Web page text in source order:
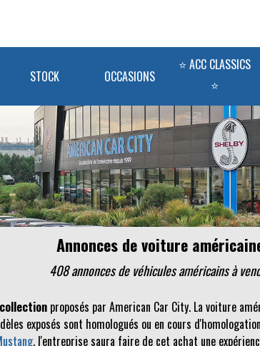
STOCK OCCASIONS
⭐ ACC CLASSICS
⭐
Annonces de voiture
408 annonces de véhiculesaméricainsà
proposés par American Car City. La voiture
exposés sont homologués ou en cours
, l'entreprise saura faire de cet achat une